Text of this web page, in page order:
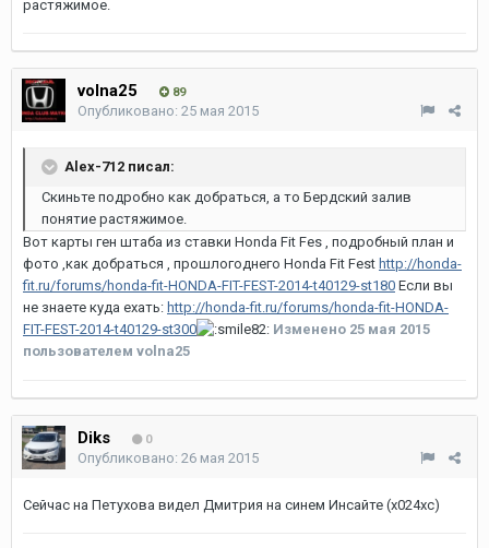
растяжимое.
volna25 89
Опубликовано: 25 мая 2015
Alex-712 писал:
Скиньте подробно как добраться, а то Бердский залив
понятие растяжимое.
Вот карты ген штаба из ставки Honda Fit Fes , подробный план и
фото ,как добраться , прошлогоднего Honda Fit Fest http://honda-
fit.ru/forums/honda-fit-HONDA-FIT-FEST-2014-t40129-st180 Если вы
не знаете куда ехать: http://honda-fit.ru/forums/honda-fit-HONDA-
FIT-FEST-2014-t40129-st300
Изменено 25 мая 2015
пользователем volna25
Diks 0
Опубликовано: 26 мая 2015
Сейчас на Петухова видел Дмитрия на синем Инсайте (х024хс)